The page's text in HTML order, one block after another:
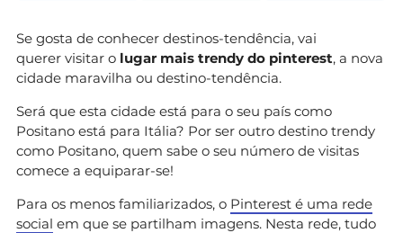
Se gosta de conhecer destinos-tendência, vai
querer visitar o lugar mais trendy do pinterest, a nova
cidade maravilha ou destino-tendência.
Será que esta cidade está para o seu país como
Positano está para Itália? Por ser outro destino trendy
como Positano, quem sabe o seu número de visitas
comece a equiparar-se!
Para os menos familiarizados, o Pinterest é uma rede
social em que se partilham imagens. Nesta rede, tudo